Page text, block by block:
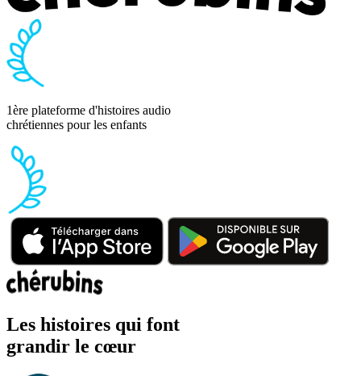
1ère plateforme d'histoires audio
chrétiennes pour les enfants
Les histoires qui font
grandir le cœur